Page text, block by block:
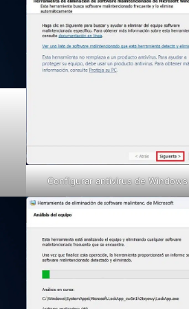
Configurar antivirus de Windows